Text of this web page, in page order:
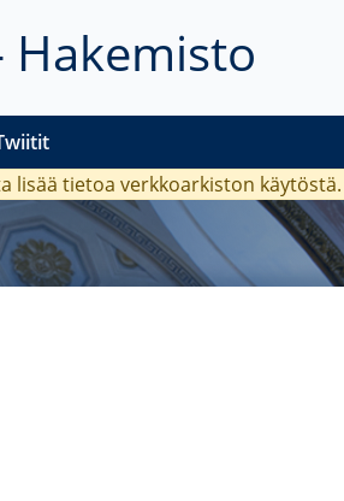
Hakemisto
lisää tietoa verkkoarkiston käytöstä.